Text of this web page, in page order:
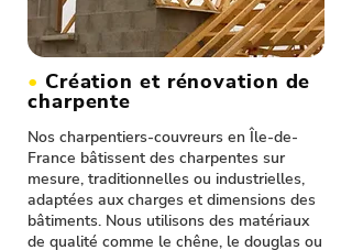
• Création et rénovation de
charpente
Nos charpentiers-couvreurs en Île-de-
France bâtissent des charpentes sur
mesure, traditionnelles ou industrielles,
adaptées aux charges et dimensions des
bâtiments. Nous utilisons des matériaux
de qualité comme le chêne, le douglas ou